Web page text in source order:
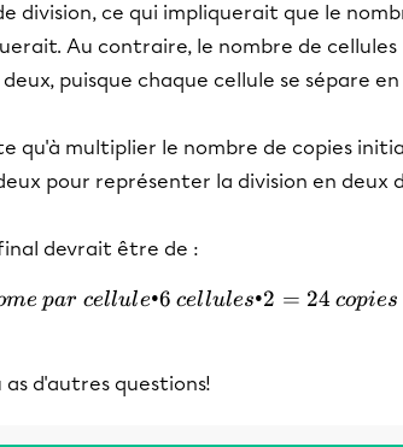
division, ce qui impliquerait que le
Au contraire, le nombre de cellules
puisque chaque cellule se sépare en
qu'à multiplier le nombre de copies
pour représenter la division en deux
devrait être de :
me par cellule•6 cellules•2 = 24 copies
as d'autres questions!